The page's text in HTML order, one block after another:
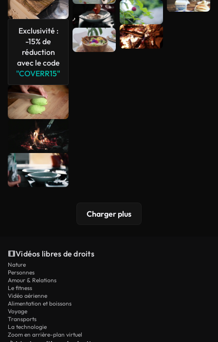
Exclusivité :
-15% de
réduction
avec le code
"COVERR15"
Charger plus
Vidéos libres de droits
Nature
Personnes
Amour & Relations
Le fitness
Vidéo aérienne
Alimentation et boissons
Voyage
Transports
La technologie
Zoom en arrière-plan virtuel